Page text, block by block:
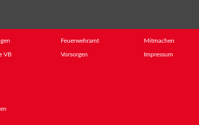
Feuerwehramt Mitmachen
VB Vorsorgen Impressum